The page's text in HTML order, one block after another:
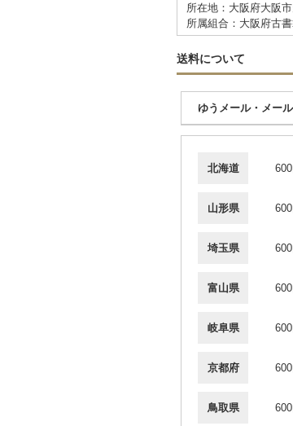
所在地：大阪府大阪
所属組合：大阪府古
送料について
ゆうメール・メー
北海道
山形県
埼玉県
富山県
岐阜県
京都府
鳥取県